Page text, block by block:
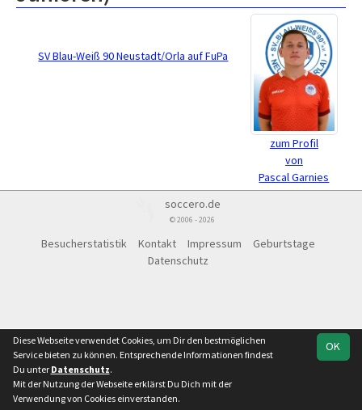
zum Profil
von
Pascal Garnies
SV Blau-Weiß 90 Neustadt/Orla auf FuPa
soccero.de
© 2006 - 2026
Besucherstatistik Kontakt Impressum
Geburtstage
Datenschutz
OK
Diese Webseite verwendet Cookies, um Dir den bestmöglichen
Service bieten zu können. Entsprechende Informationen findest
Du unter Datenschutz.
Mit der Nutzung der Webseite erklärst Du Dich mit der
Verwendung von Cookies einverstanden.